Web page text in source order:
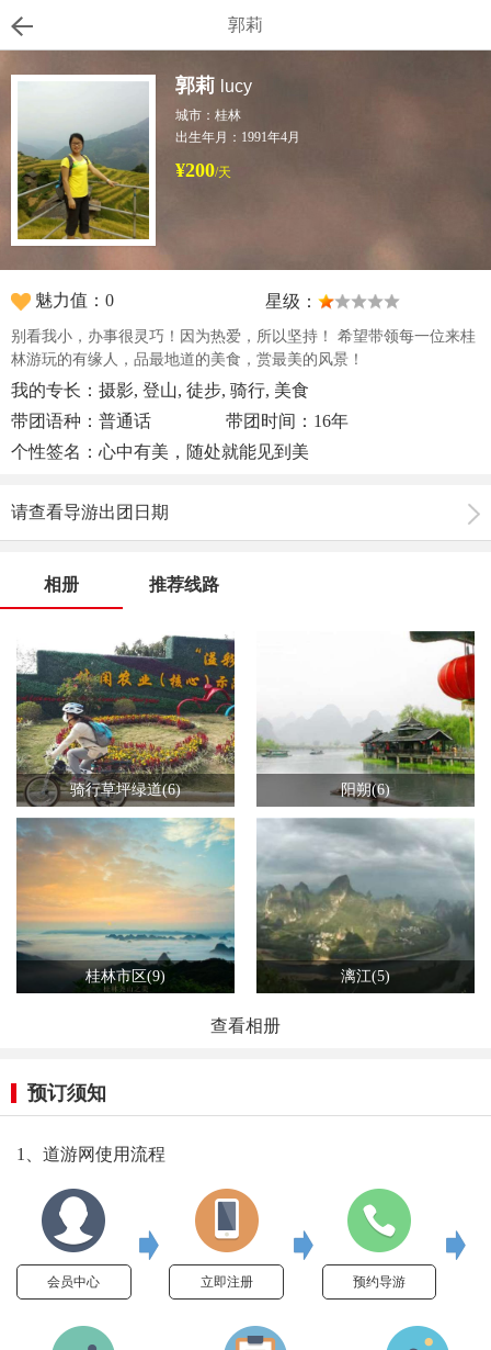
郭莉
郭莉 lucy
城市：桂林
出生年月：1991年4月
¥200/天
魅力值：0 星级：
别看我小，办事很灵巧！因为热爱，所以坚持！ 希望带领每一位来桂
林游玩的有缘人，品最地道的美食，赏最美的风景！
我的专长：摄影, 登山, 徒步, 骑行, 美食
带团语种：普通话
带团时间：16年
个性签名：心中有美，随处就能见到美
请查看导游出团日期
相册 推荐线路
骑行草坪绿道(6) 阳朔(6)
桂林市区(9) 漓江(5)
查看相册
预订须知
1、道游网使用流程
会员中心 立即注册 预约导游